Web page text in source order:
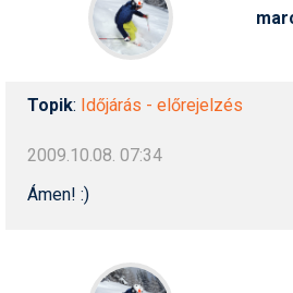
Topik: Időjárás - előrejelzés
2009.10.08. 07:34
Ámen! :)